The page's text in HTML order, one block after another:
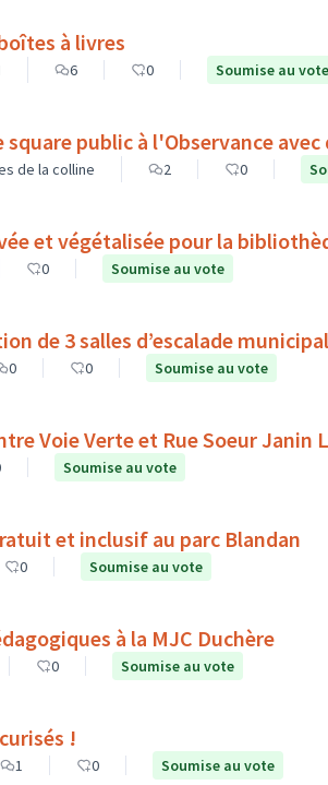
à livres
6 0 Soumise au vote
public à l'Observance
de la colline 2 0
et végétalisée pour la
0 Soumise au vote
de 3 salles d’escalade
0 0 Soumise au vote
Voie Verte et Rue Soeur Janin
Soumise au vote
et inclusif au parc Blandan
0 Soumise au vote
à la MJC Duchère
0 Soumise au vote
!
1 0 Soumise au vote